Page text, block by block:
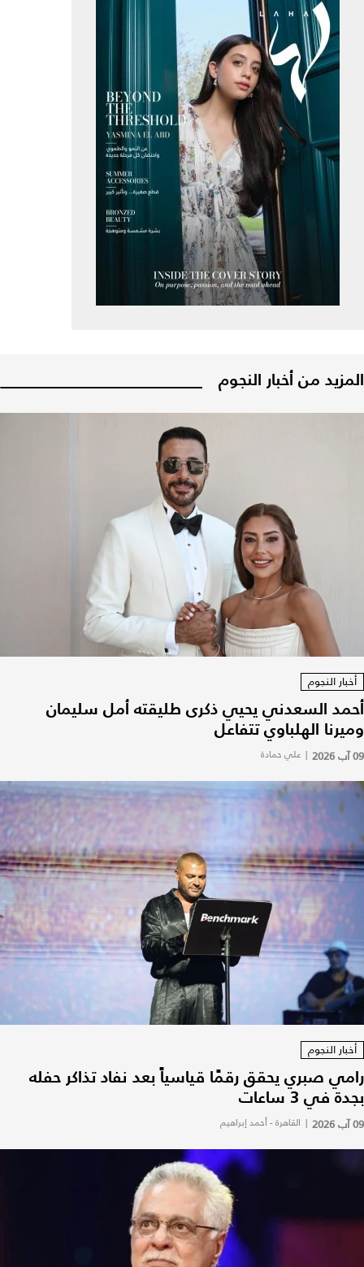
المزيد من أخبار النجوم
أخبار النجوم
أحمد السعدني يحيي ذكرى طليقته أمل سليمان
وميرنا الهلباوي تتفاعل
09 آب 2026 | علي حمادة
أخبار النجوم
رامي صبري يحقق رقمًا قياسياً بعد نفاد تذاكر حفله
بجدة في 3 ساعات
09 آب 2026 | القاهرة - أحمد إبراهيم